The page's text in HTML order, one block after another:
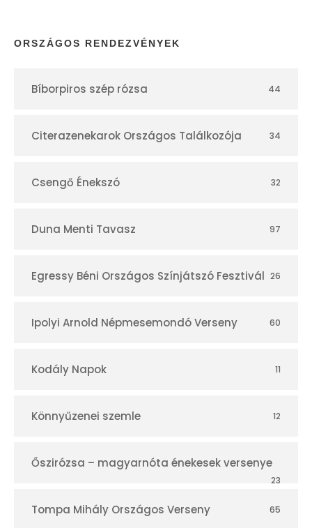
r
ORSZÁGOS RENDEZVÉNYEK
Bíborpiros szép rózsa 44
Citerazenekarok Országos Találkozója 34
Csengő Énekszó 32
Duna Menti Tavasz 97
Egressy Béni Országos Színjátszó Fesztivál 26
Ipolyi Arnold Népmesemondó Verseny 60
Kodály Napok 11
Könnyűzenei szemle 12
Őszirózsa – magyarnóta énekesek versenye
23
Tompa Mihály Országos Verseny 65